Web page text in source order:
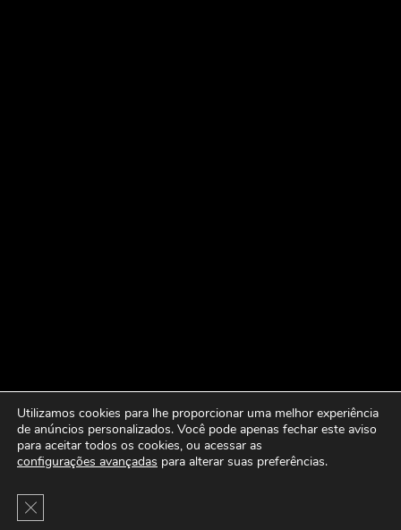
Utilizamos cookies para lhe proporcionar uma melhor experiência
de anúncios personalizados. Você pode apenas fechar este aviso
para aceitar todos os cookies, ou acessar as
configurações avançadas para alterar suas preferências.
Close GDPR Cookie Banner